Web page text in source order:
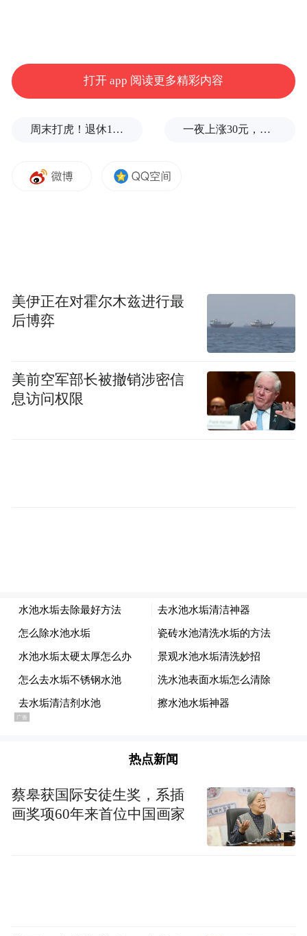
本次“华商领袖与华人智库圆桌会”主题为“中
国—东盟自贸区升级版与海上丝绸之路建
打开 app 阅读更多精彩内容
周末打虎！退休1年后，宋致远被查 一夜上涨30元，金饰克价重回1300元
美伊正在对霍尔木兹进行最
后博弈
美前空军部长被撤销涉密信
息访问权限
热点新闻
蔡皋获国际安徒生奖，系插
画奖项60年来首位中国画家